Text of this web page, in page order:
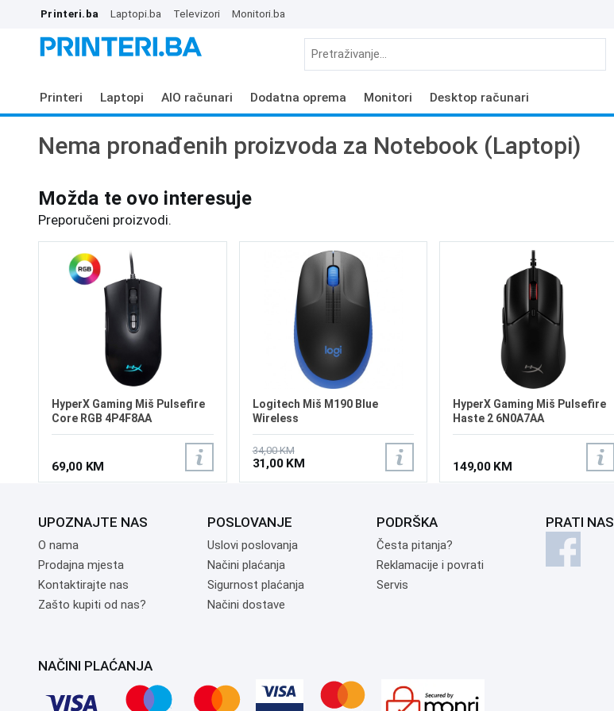
Printeri.ba Laptopi.ba Televizori Monitori.ba
Printeri Laptopi AIO računari Dodatna oprema Monitori Desktop računari
Nema pronađenih proizvoda za Notebook (Laptopi)
Možda te ovo interesuje
Preporučeni proizvodi.
HyperX Gaming Miš Pulsefire
Core RGB 4P4F8AA
69,00 KM
Logitech Miš M190 Blue
Wireless
34,00 KM
31,00 KM
HyperX Gaming Miš Pulsefire
Haste 2 6N0A7AA
149,00 KM
UPOZNAJTE NAS
O nama
Prodajna mjesta
Kontaktirajte nas
Zašto kupiti od nas?
POSLOVANJE
Uslovi poslovanja
Načini plaćanja
Sigurnost plaćanja
Načini dostave
PODRŠKA
Česta pitanja?
Reklamacije i povrati
Servis
PRATI NAS
NAČINI PLAĆANJA